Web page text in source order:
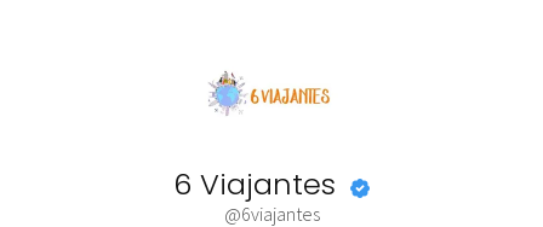
6 Viajantes
@6viajantes